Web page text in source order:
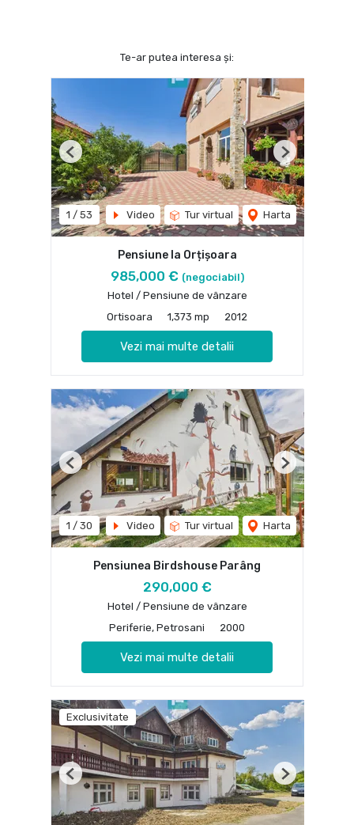
Te-ar putea interesa și:
1 / 53 Video Tur virtual Harta
Previous Next
Pensiune la Orțișoara
985,000 € (negociabil)
Hotel / Pensiune de vânzare
Ortisoara
1,373 mp 2012
Vezi mai multe detalii
1 / 30 Video Tur virtual Harta
Previous Next
Pensiunea Birdshouse Parâng
290,000 €
Hotel / Pensiune de vânzare
Periferie, Petrosani
2000
Vezi mai multe detalii
Exclusivitate
Previous Next